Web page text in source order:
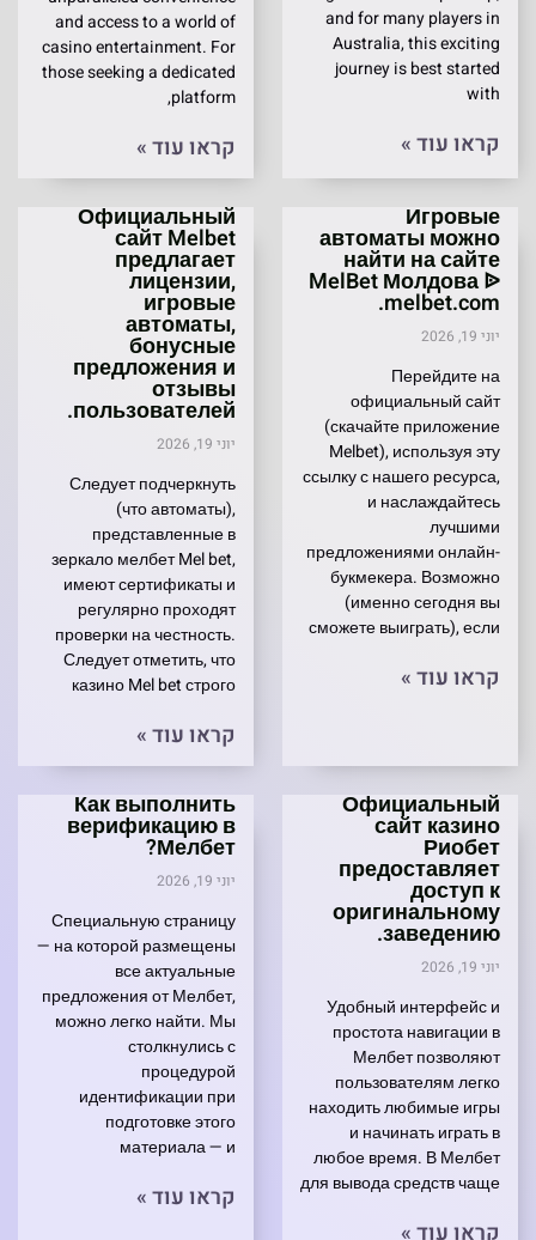
and for many players in
Australia, this exciting
journey is best started
with
קראו עוד »
and access to a world of
casino entertainment. For
those seeking a dedicated
platform,
קראו עוד »
Игровые
автоматы можно
найти на сайте
MelBet Молдова ᐉ
melbet.com.
יוני 19, 2026
Перейдите на
официальный сайт
(скачайте приложение
Melbet), используя эту
ссылку с нашего ресурса,
и наслаждайтесь
лучшими
предложениями онлайн-
букмекера. Возможно
(именно сегодня вы
сможете выиграть), если
קראו עוד »
Официальный
сайт Melbet
предлагает
лицензии,
игровые
автоматы,
бонусные
предложения и
отзывы
пользователей.
יוני 19, 2026
Следует подчеркнуть
(что автоматы),
представленные в
зеркало мелбет Mel bet,
имеют сертификаты и
регулярно проходят
проверки на честность.
Следует отметить, что
казино Mel bet строго
קראו עוד »
Официальный
сайт казино
Риобет
предоставляет
доступ к
оригинальному
заведению.
יוני 19, 2026
Удобный интерфейс и
простота навигации в
Мелбет позволяют
пользователям легко
находить любимые игры
и начинать играть в
любое время. В Мелбет
для вывода средств чаще
Как выполнить
верификацию в
Мелбет?
יוני 19, 2026
Специальную страницу
— на которой размещены
все актуальные
предложения от Мелбет,
можно легко найти. Мы
столкнулись с
процедурой
идентификации при
подготовке этого
материала — и
קראו עוד »